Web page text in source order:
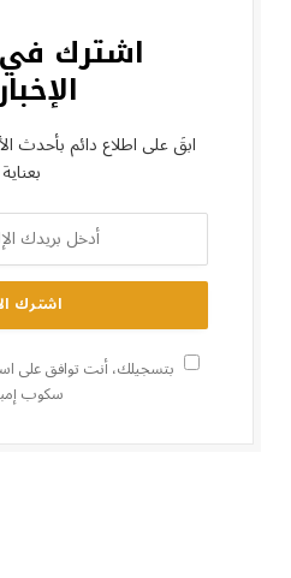
اشترك في
ابقَ على اطلاع دائم بأحدث
بعناية
بتسجيلك، أنت توافق على
سكوب